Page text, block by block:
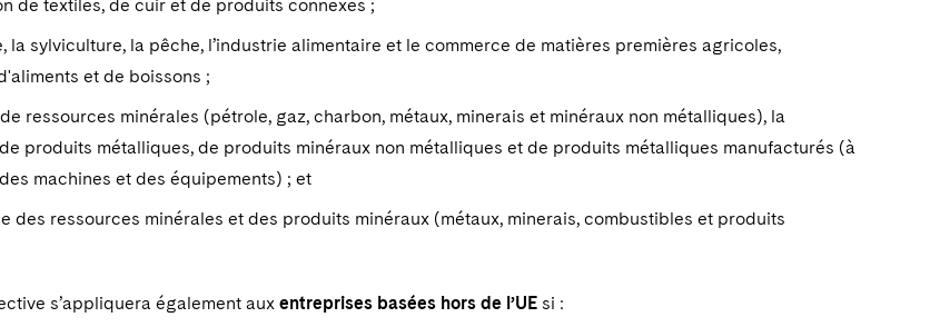
de textiles, de cuir et de produits connexes ;
la sylviculture, la pêche, l’industrie alimentaire et le commerce de matières premières agricoles,
et de boissons ;
ressources minérales (pétrole, gaz, charbon, métaux, minerais et minéraux non métalliques), la
produits métalliques, de produits minéraux non métalliques et de produits métalliques manufacturés (à
machines et des équipements) ; et
des ressources minérales et des produits minéraux (métaux, minerais, combustibles et produits
s’appliquera également aux entreprises basées hors de l’UE si :